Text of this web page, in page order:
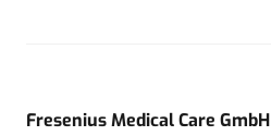
Fresenius Medical Care GmbH